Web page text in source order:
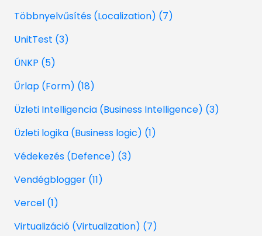
Többnyelvűsítés (Localization) (7)
UnitTest (3)
ÚNKP (5)
Űrlap (Form) (18)
Üzleti Intelligencia (Business Intelligence) (3)
Üzleti logika (Business logic) (1)
Védekezés (Defence) (3)
Vendégblogger (11)
Vercel (1)
Virtualizáció (Virtualization) (7)